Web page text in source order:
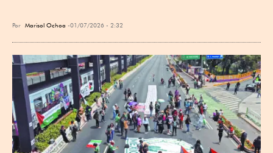
Por Marisol Ochoa 01/07/2026 - 2:32